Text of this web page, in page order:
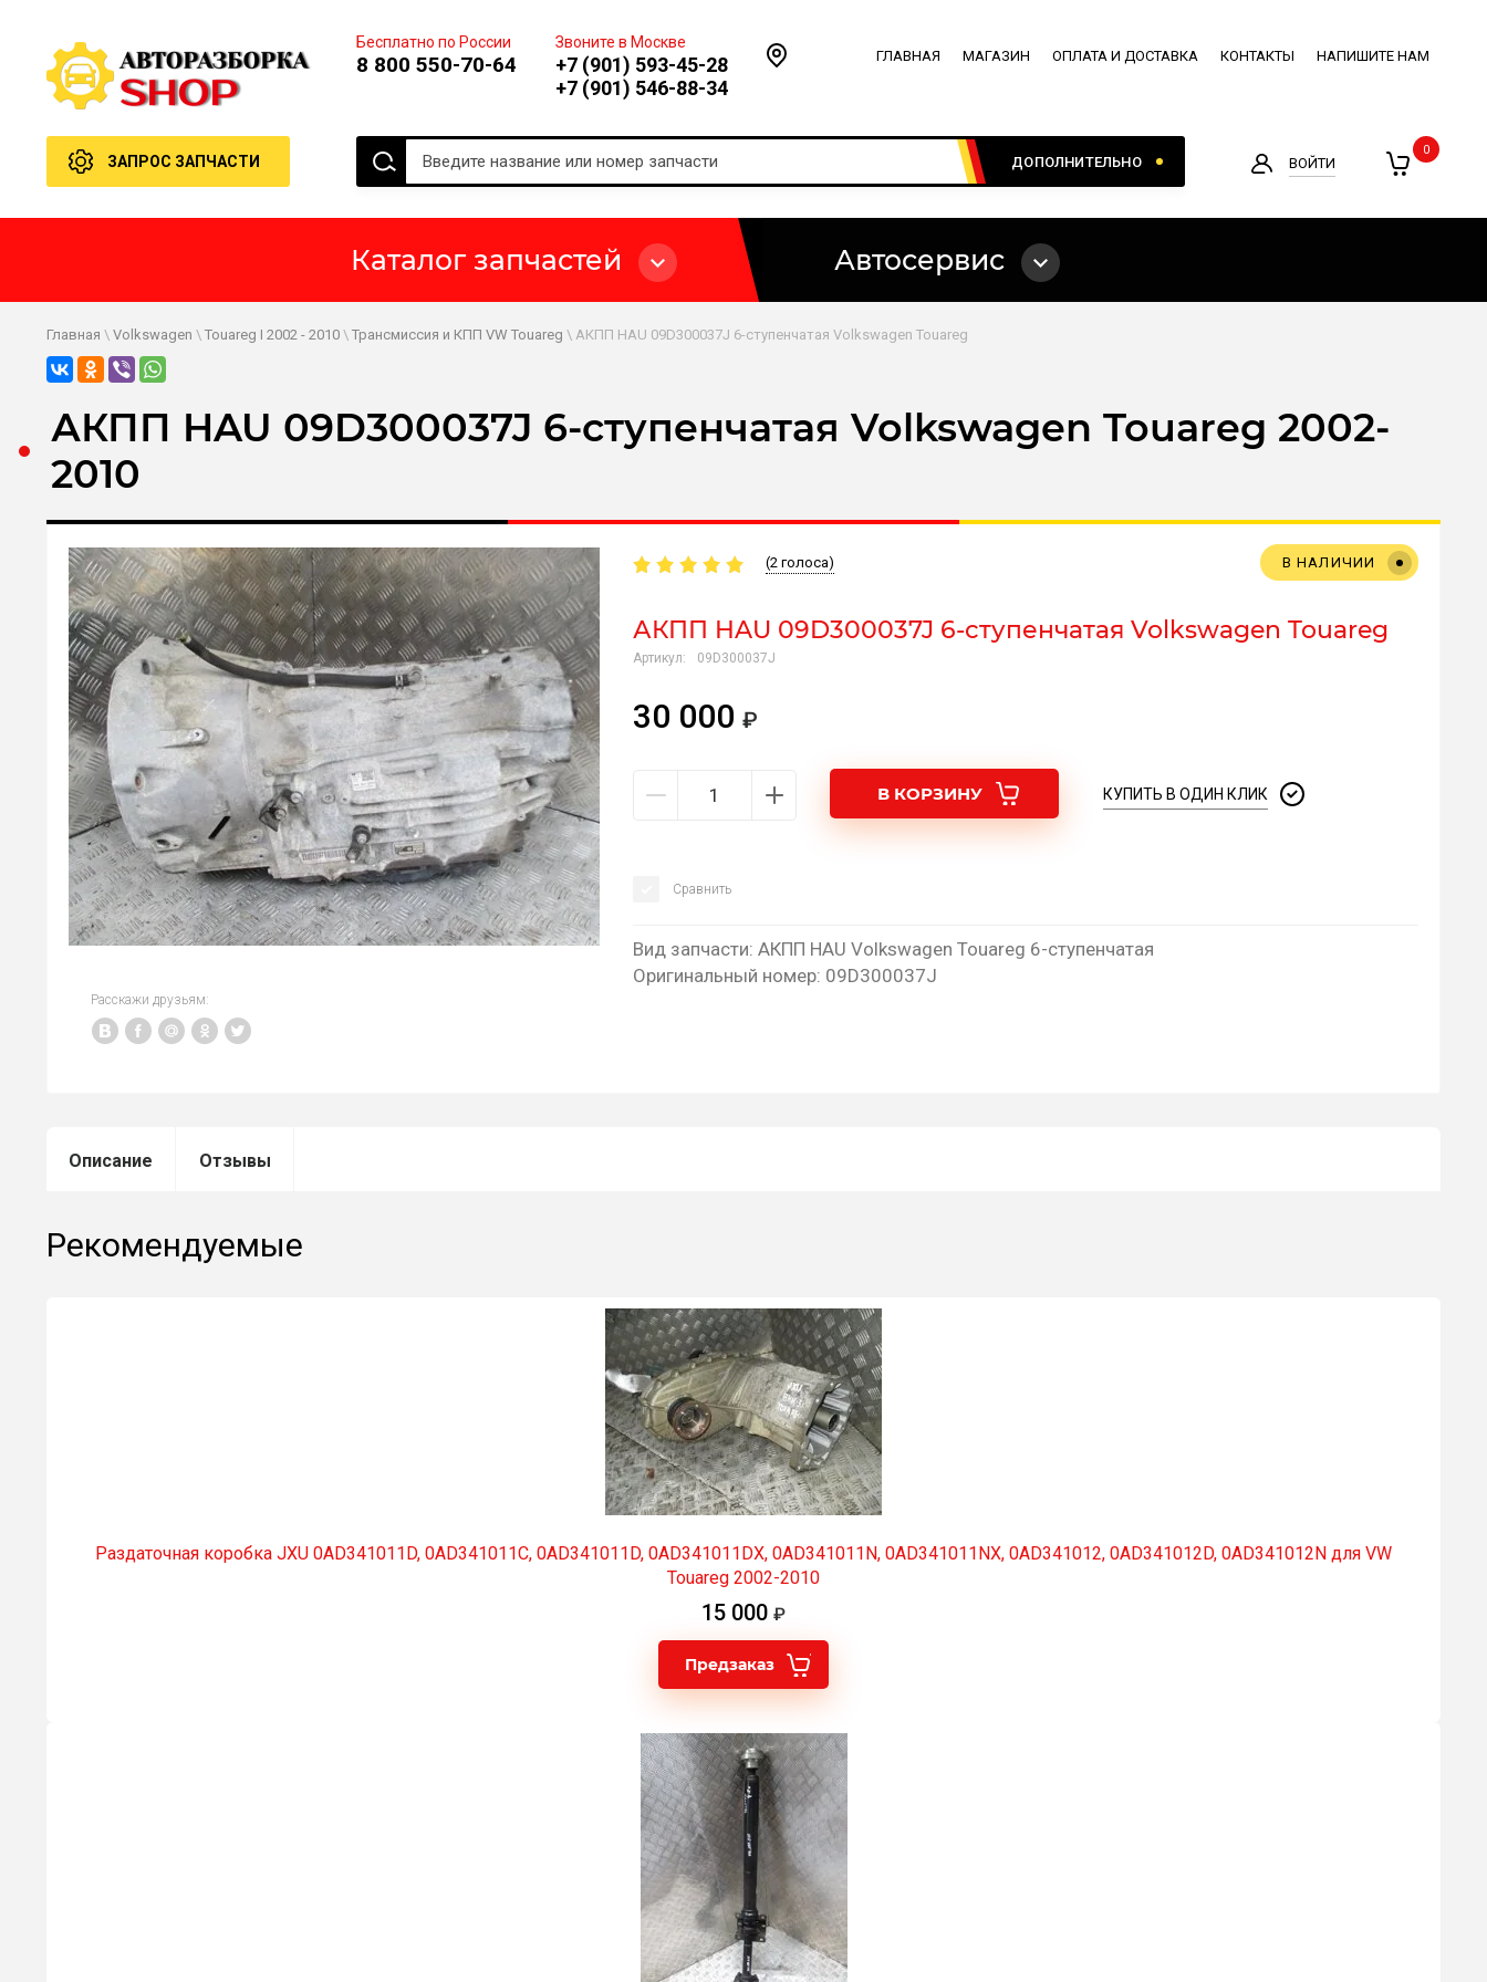
Бесплатно по России
8 800 550-70-64
Звоните в Москве
+7 (901) 593-45-28
+7 (901) 546-88-34
ГЛАВНАЯ МАГАЗИН ОПЛАТА И ДОСТАВКА КОНТАКТЫ НАПИШИТЕ НАМ
ЗАПРОС ЗАПЧАСТИ ДОПОЛНИТЕЛЬНО ВОЙТИ
0
Каталог запчастей Автосервис
Главная \ Volkswagen \ Touareg I 2002 - 2010 \ Трансмиссия и КПП VW Touareg \ АКПП HAU 09D300037J 6-ступенчатая Volkswagen Touareg
АКПП HAU 09D300037J 6-ступенчатая Volkswagen Touareg 2002-
2010
Расскажи друзьям:
(2 голоса) В НАЛИЧИИ
АКПП HAU 09D300037J 6-ступенчатая Volkswagen Touareg
Артикул: 09D300037J
30 000
В КОРЗИНУ КУПИТЬ В ОДИН КЛИК
Сравнить
Вид запчасти: АКПП HAU Volkswagen Touareg 6-ступенчатая
Оригинальный номер: 09D300037J
Описание Отзывы
Рекомендуемые
Раздаточная коробка JXU 0AD341011D, 0AD341011C, 0AD341011D, 0AD341011DX, 0AD341011N, 0AD341011NX, 0AD341012, 0AD341012D, 0AD341012N для VW
Touareg 2002-2010
15 000
Предзаказ